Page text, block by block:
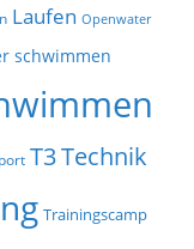
Laufen Openwater
schwimmen
T3Technik
Trainingscamp